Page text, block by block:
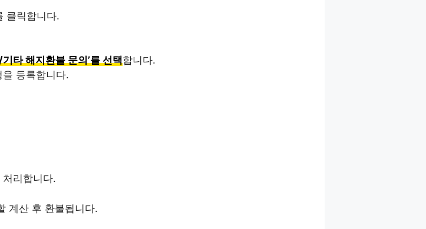
클릭합니다.
타 해지환불 문의’를 선택합니다.
등록합니다.
리합니다.
계산 후 환불됩니다.